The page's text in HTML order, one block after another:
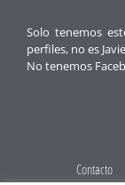
Solo tenemos
perfiles, no es
No tenemos
Contacto